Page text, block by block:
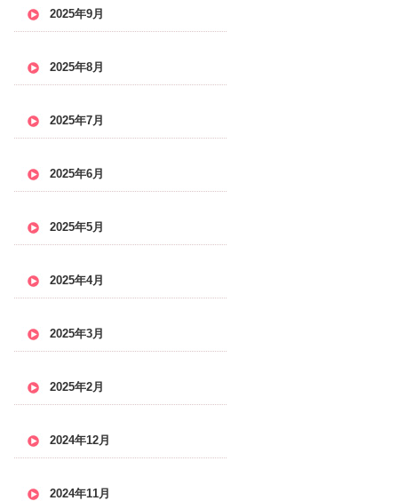
2025年9月
2025年8月
2025年7月
2025年6月
2025年5月
2025年4月
2025年3月
2025年2月
2024年12月
2024年11月